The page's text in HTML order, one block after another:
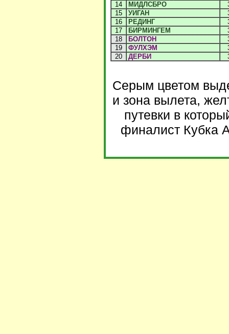
14
МИДЛСБРО
15
УИГАН
16
РЕДИНГ
17
БИРМИНГЕМ
18
БОЛТОН
19
ФУЛХЭМ
20
ДЕРБИ
Серым цветом
и зона вылета,
путевки в
финалист Кубка